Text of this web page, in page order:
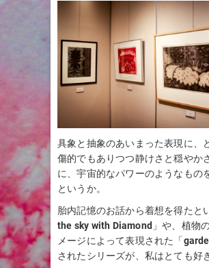
具象と抽象のあいまった表現に、
傷的でもありつつ静けさと穏やか
に、宇宙的なパワーのようなもの
というか。
胎内記憶のお話から着想を得たと
the sky with Diamond 」や、植物
メージによって表現された「
されたシリーズが、私はとても好